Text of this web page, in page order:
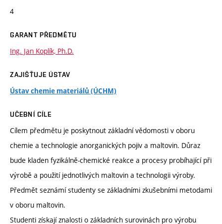
4
GARANT PŘEDMĚTU
Ing. Jan Koplík, Ph.D.
ZAJIŠŤUJE ÚSTAV
Ústav chemie materiálů (ÚCHM)
UČEBNÍ CÍLE
Cílem předmětu je poskytnout základní vědomosti v oboru
chemie a technologie anorganických pojiv a maltovin. Důraz
bude kladen fyzikálně-chemické reakce a procesy probíhající při
výrobě a použití jednotlivých maltovin a technologii výroby.
Předmět seznámí studenty se základními zkušebními metodami
v oboru maltovin.
Studenti získají znalosti o základních surovinách pro výrobu